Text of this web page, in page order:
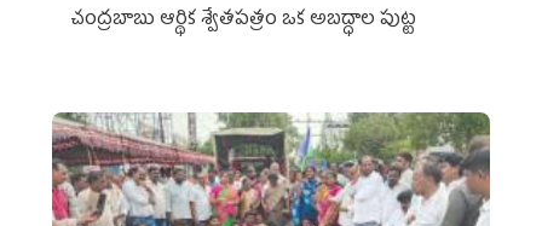
చంద్రబాబు ఆర్థిక శ్వేతపత్రం ఒక అబద్ధాల పుట్ట